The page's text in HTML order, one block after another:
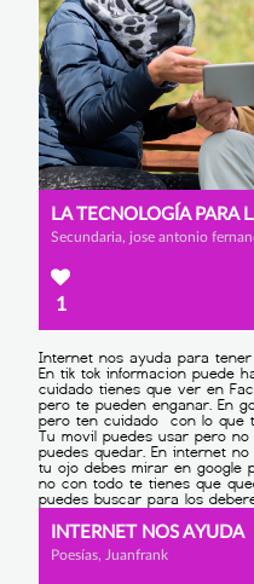
1
INTERNET NOS AYUDA
Poesías, Juanfrank